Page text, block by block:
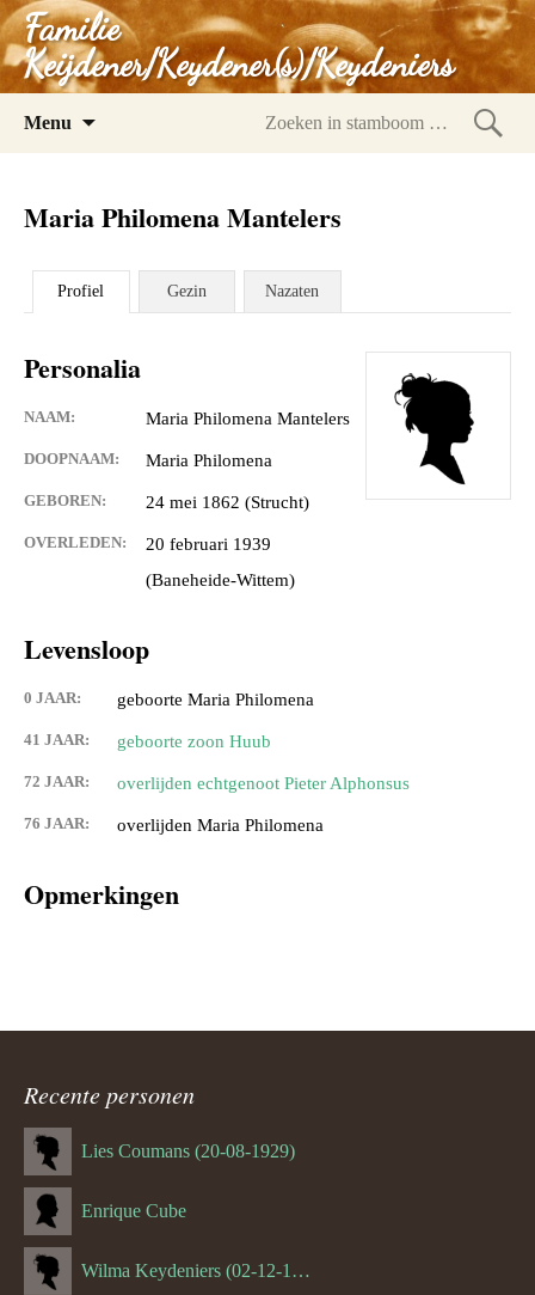
Familie
Keijdener/Keydener(s)/Keydeniers
Menu
Maria Philomena Mantelers
Profiel Gezin Nazaten
Personalia
NAAM: Maria Philomena Mantelers
DOOPNAAM: Maria Philomena
GEBOREN: 24 mei 1862 (Strucht)
OVERLEDEN:
20 februari 1939
(Baneheide-Wittem)
Levensloop
0 JAAR: geboorte Maria Philomena
41 JAAR: geboorte zoon Huub
72 JAAR: overlijden echtgenoot Pieter Alphonsus
76 JAAR: overlijden Maria Philomena
Opmerkingen
Recente personen
Lies Coumans (20-08-1929)
Enrique Cube
Wilma Keydeniers (02-12-1953)